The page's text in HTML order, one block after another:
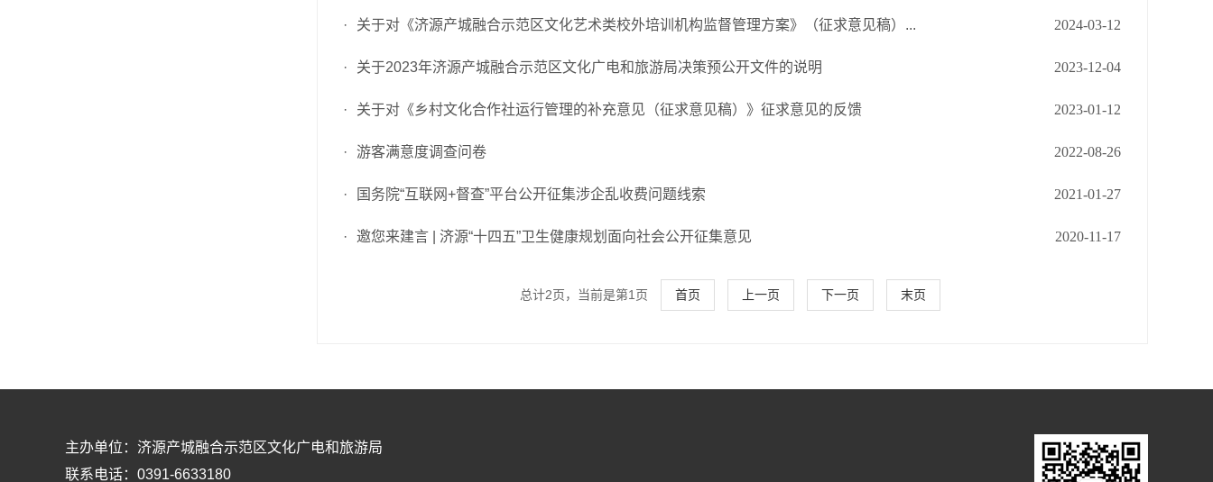
· 关于对《济源产城融合示范区文化艺术类校外培训机构监督管理方案》（征求意见稿）... 2024-03-12
· 关于2023年济源产城融合示范区文化广电和旅游局决策预公开文件的说明 2023-12-04
· 关于对《乡村文化合作社运行管理的补充意见（征求意见稿）》征求意见的反馈 2023-01-12
· 游客满意度调查问卷 2022-08-26
· 国务院“互联网+督查”平台公开征集涉企乱收费问题线索 2021-01-27
· 邀您来建言 | 济源“十四五”卫生健康规划面向社会公开征集意见 2020-11-17
总计2页，当前是第1页 首页 上一页 下一页 末页
主办单位：济源产城融合示范区文化广电和旅游局
联系电话：0391-6633180